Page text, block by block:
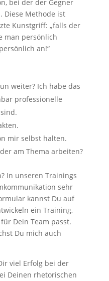
bei der der Gegner
Diese Methode ist
Kunstgriff: „falls der
man persönlich
an!“
weiter? Ich habe das
professionelle
mir selbst halten.
am Thema arbeiten?
In unseren Trainings
sehr
kannst Du auf
ein Training,
Dein Team passt.
Du mich auch
viel Erfolg bei der
Deinen rhetorischen